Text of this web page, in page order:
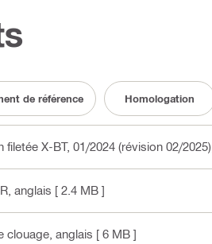
de référence Homologation
X-BT, 01/2024 (révision 02/2025)
, anglais [ 2.4 MB ]
clouage , anglais [ 6 MB ]